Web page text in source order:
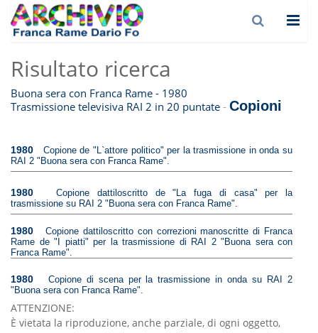
Risultato ricerca
Buona sera con Franca Rame - 1980
Trasmissione televisiva RAI 2 in 20 puntate -Copioni
1980
Copione de "L`attore politico" per la trasmissione in onda su
RAI 2 "Buona sera con Franca Rame".
1980
Copione dattiloscritto de "La fuga di casa" per la
trasmissione su RAI 2 "Buona sera con Franca Rame".
1980
Copione dattiloscritto con correzioni manoscritte di Franca
Rame de "I piatti" per la trasmissione di RAI 2 "Buona sera con
Franca Rame".
1980
Copione di scena per la trasmissione in onda su RAI 2
"Buona sera con Franca Rame".
ATTENZIONE:
È vietata la riproduzione, anche parziale, di ogni oggetto,